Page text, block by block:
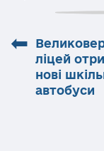
⬅
ліцей
нові
автобуси